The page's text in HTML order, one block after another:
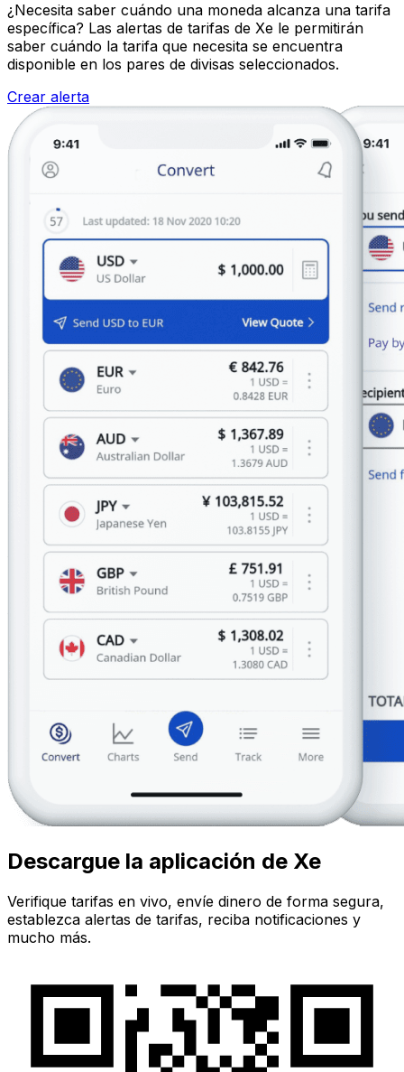
¿Necesita saber cuándo una moneda alcanza una tarifa
específica? Las alertas de tarifas de Xe le permitirán
saber cuándo la tarifa que necesita se encuentra
disponible en los pares de divisas seleccionados.
Crear alerta
Descargue la aplicación de Xe
Verifique tarifas en vivo, envíe dinero de forma segura,
establezca alertas de tarifas, reciba notificaciones y
mucho más.